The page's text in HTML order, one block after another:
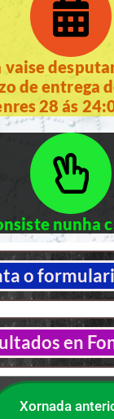
vaise
de entrega
28 ás
nunha
o
en
Xornada